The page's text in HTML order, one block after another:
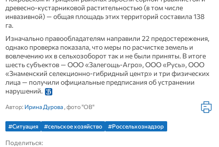
древесно‑кустарниковой растительностью (в том числе
инвазивной) — общая площадь этих территорий составила 138
га.
Изначально правообладателям направили 22 предостережения,
однако проверка показала, что меры по расчистке земель и
вовлечению их в сельхозоборот так и не были приняты. В итоге
шесть субъектов — ООО «Залегощь‑Агро», ООО «Русь», ООО
«Знаменский селекционно‑гибридный центр» и три физических
лица — получили официальные предписания об устранении
нарушений.
Автор: Ирина Дурова, фото "ОВ"
#Ситуация #сельское хозяйство #Россельхознадзор
Поделиться: